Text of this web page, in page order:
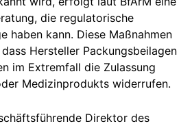
die regulatorische
haben kann. Diese Maßnahmen
Hersteller Packungsbeilagen
im Extremfall die Zulassung
Medizinprodukts widerrufen.
Direktor des